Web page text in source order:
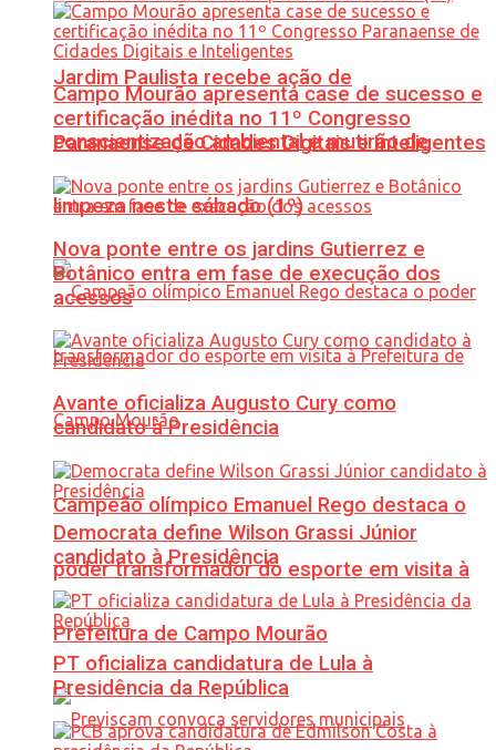
Jardim Paulista recebe ação de
conscientização ambiental e mutirão de
limpeza neste sábado (1º)
Campeão olímpico Emanuel Rego destaca o
poder transformador do esporte em visita à
Prefeitura de Campo Mourão
Campo Mourão apresenta case de sucesso e
certificação inédita no 11º Congresso
Paranaense de Cidades Digitais e Inteligentes
Nova ponte entre os jardins Gutierrez e
Botânico entra em fase de execução dos
acessos
Avante oficializa Augusto Cury como
candidato à Presidência
Democrata define Wilson Grassi Júnior
candidato à Presidência
PT oficializa candidatura de Lula à
Presidência da República